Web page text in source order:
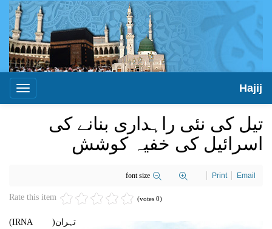
Toggle
Hajij
تیل کی نئی راہداری بنانے کی
اسرائیل کی خفیہ کوشش
font size Print Email
Rate this item (0 votes)
تہران( IRNA)